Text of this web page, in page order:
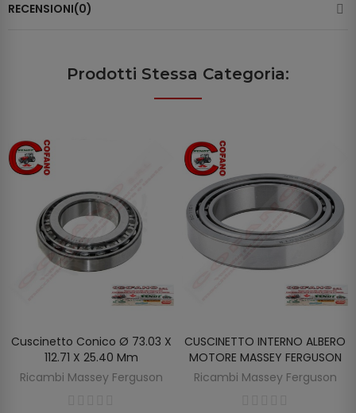
RECENSIONI(0)
Prodotti Stessa Categoria:
AGGIUNGI AL CARRELLO
Cuscinetto Conico Ø 73.03 X
112.71 X 25.40 Mm
Ricambi Massey Ferguson
AGGIUNGI AL CARRELLO
CUSCINETTO INTERNO ALBERO
MOTORE MASSEY FERGUSON
Ricambi Massey Ferguson